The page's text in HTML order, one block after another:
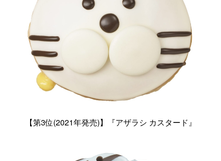
【第3位(2021年発売)】『アザラシ カスタード』